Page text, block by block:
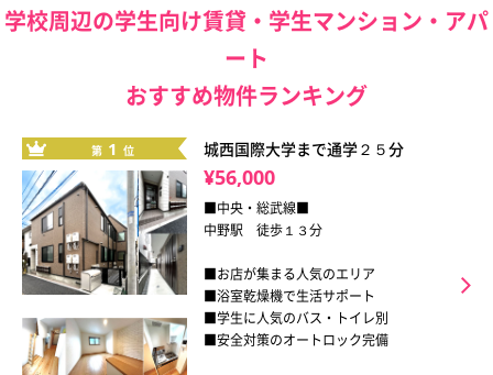
学校周辺の学生向け賃貸・学生マンション・アパ
ート
おすすめ物件ランキング
第 1 位 城西国際大学まで通学２５分
¥56,000
■中央・総武線■
中野駅 徒歩１３分
■お店が集まる人気のエリア
■浴室乾燥機で生活サポート
■学生に人気のバス・トイレ別
■安全対策のオートロック完備